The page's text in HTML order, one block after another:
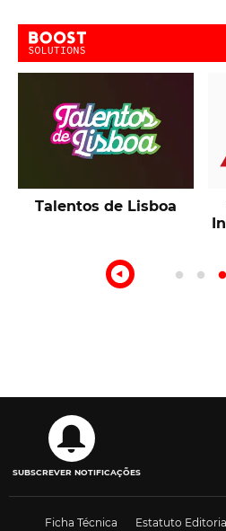
Boost Activate
Talentos de Lisboa
SUBSCREVER NOTIFICAÇÕES
Ficha Técnica Estatuto Editorial